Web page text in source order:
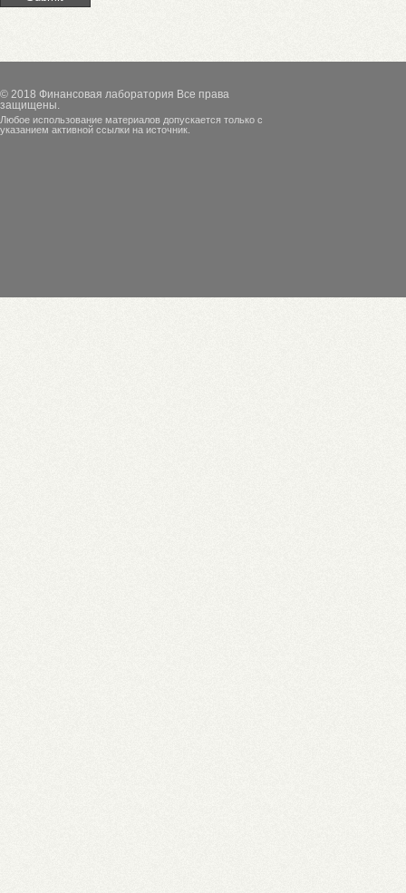
© 2018 Финансовая лаборатория Все права
защищены.
Любое использование материалов допускается только с
указанием активной ссылки на источник.